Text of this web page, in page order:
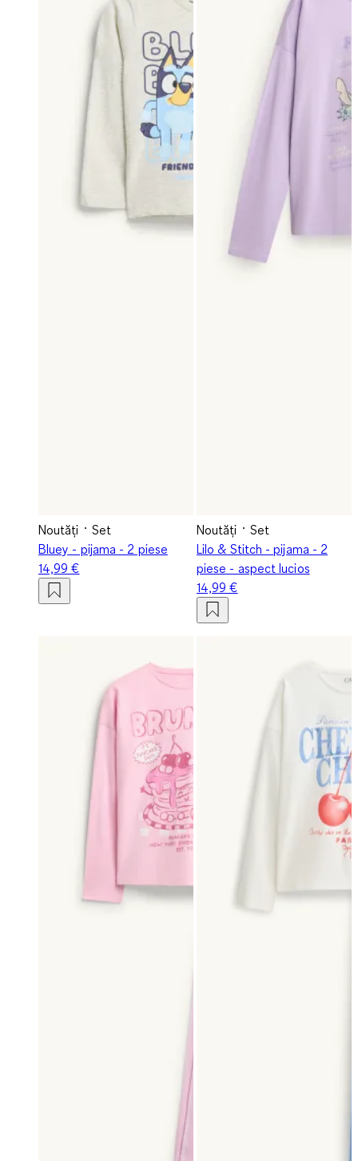
Noutăți
Set
Bluey - pijama - 2 piese
14,99 €
Noutăți
Set
Lilo & Stitch - pijama - 2
piese - aspect lucios
14,99 €